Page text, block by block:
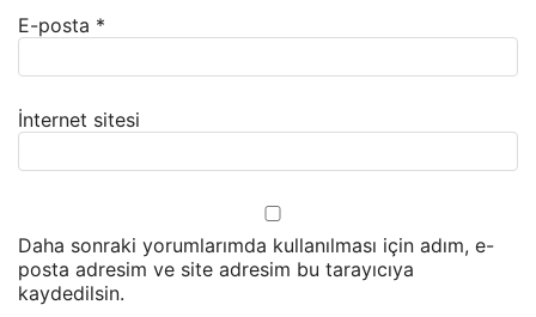
E-posta *
İnternet sitesi
Daha sonraki yorumlarımda kullanılması için adım, e-
posta adresim ve site adresim bu tarayıcıya
kaydedilsin.